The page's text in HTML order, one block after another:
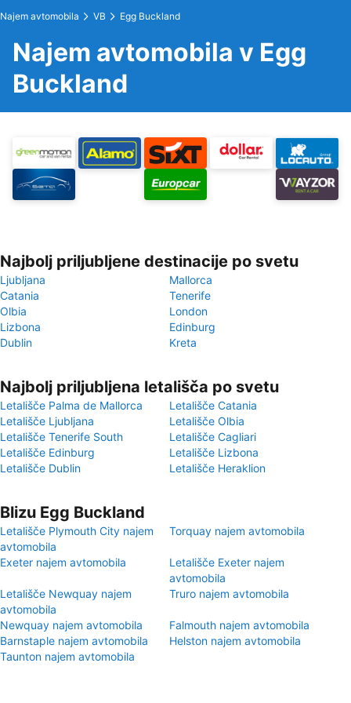
Najem avtomobila VB Egg Buckland
Najem avtomobila v Egg
Buckland
Najbolj priljubljene destinacije po svetu
Ljubljana
Mallorca
Catania
Tenerife
Olbia
London
Lizbona
Edinburg
Dublin
Kreta
Najbolj priljubljena letališča po svetu
Letališče Palma de Mallorca
Letališče Catania
Letališče Ljubljana
Letališče Olbia
Letališče Tenerife South
Letališče Cagliari
Letališče Edinburg
Letališče Lizbona
Letališče Dublin
Letališče Heraklion
Blizu Egg Buckland
Letališče Plymouth City najem
avtomobila
Torquay najem avtomobila
Exeter najem avtomobila
Letališče Exeter najem
avtomobila
Letališče Newquay najem
avtomobila
Truro najem avtomobila
Newquay najem avtomobila
Falmouth najem avtomobila
Barnstaple najem avtomobila
Helston najem avtomobila
Taunton najem avtomobila